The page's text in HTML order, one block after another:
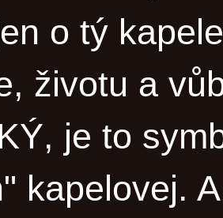
o tý
životu a
je to
kapelovej.